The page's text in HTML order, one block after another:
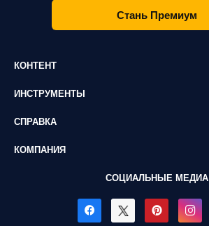
Стань Премиум
КОНТЕНТ
ИНСТРУМЕНТЫ
СПРАВКА
КОМПАНИЯ
СОЦИАЛЬНЫЕ МЕДИА